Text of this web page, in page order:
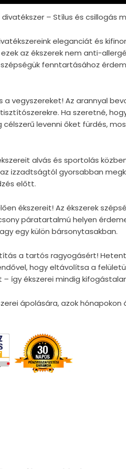
divatékszer – Stílus és csillogás
eleganciát és
az ékszerek nem anti-
fenntartásához
a vegyszereket! Az arannyal
Ha szeretné,
célszerű levenni őket fürdés,
alvás és sportolás
izzadtságtól gyorsabban
előtt.
ékszereit! Az ékszerek
páratartalmú helyen
egy külön bársonytasakban.
a tartós ragyogásért!
hogy eltávolítsa a
– így ékszerei mindig
ápolására, azok